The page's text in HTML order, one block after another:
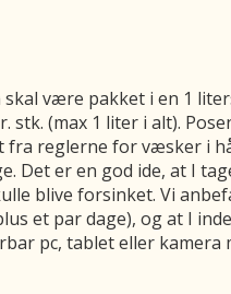
være pakket i en 1
stk. (max 1 liter i alt).
reglerne for væsker i
Det er en god ide, at I
blive forsinket. Vi
et par dage), og at I
pc, tablet eller